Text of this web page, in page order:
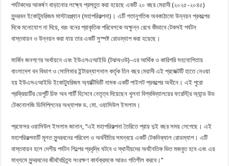
পর্যটকদের আকর্ষণ বাড়ানোর লক্ষ্যে প্রস্তুত করা হয়েছে একটি ২০ বছর মেয়াদী (২০২৫-২০৪৫)
সুন্দরবন ইকোট্যুরিজম মাস্টারপ্ল্যান (মহাপরিকল্পনা)। এটি গতানুগতিক অবকাঠামো উন্নয়ন প্রকল্পের
দিকে মনোযোগ না দিয়ে, বরং বনের প্রাকৃতিক পরিবেশকে অক্ষুন্ন রেখে কীভাবে টেকসই পর্যটন
বাস্তবায়ন ও উন্নয়ন করা যায় তার একটি সুস্পষ্ট রোডম্যাপ করা হয়েছে।
মার্কিন জনগণের অর্থায়নে এবং ইউএসএআইডি (টঝঅওউ)-এর আর্থিক ও কারিগরি সহযোগিতায়
বাংলাদেশ বন বিভাগ ও সোলিমার ইন্টারন্যাশনাল কর্তৃক তিন বছর মেয়াদী এই প্রজেক্টটি হাতে নেওয়া
হয় ইউএসএআইডি ইকোট্যুরিজম অ্যাক্টিভিটি নামক একটি পাইলট প্রকল্পের অধীনে। এই পুরো
প্রক্রিয়াটির ডেপুটি চিফ অব পার্টি হিসেবে নেতৃত্ব দিয়েছেন খুলনা বিশ্ববিদ্যালয়ের ফরেস্ট্রি অ্যান্ড উড
টেকনোলজি ডিসিপ্লিনের অধ্যাপক ড. মো. ওয়াসিউল ইসলাম।
প্রফেসর ওয়াসিউল ইসলাম জানান, ‘‘এই মহাপরিকল্পনা তৈরিতে প্রায় দুই বছর সময় লেগেছে। এই
মহাপরিকল্পনাটি মূলত সুন্দরবনের পরিবেশ ও অর্থনীতির সমন্বয়ে একটি টেকনিক্যাল রোডম্যাপ। এটি
বাস্তবায়ন হলে দেশীয় পর্যটন শিল্পের প্রবৃদ্ধি ঘটবে ও স্থানীয়দের অর্থনৈতিক ভিত মজবুত হবে এবং এর
মাধ্যমে সুন্দরবনের জীববৈচিত্র্য সংরক্ষণ কার্যক্রমকে আরও গতিশীল করবে।’’